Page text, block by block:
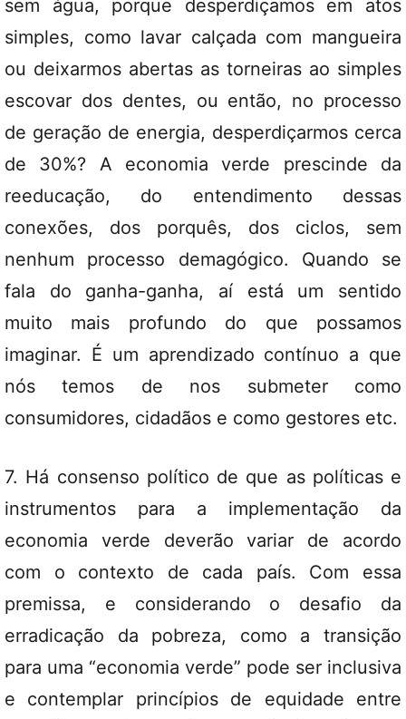
sem água, porque desperdiçamos em atos
simples, como lavar calçada com mangueira
ou deixarmos abertas as torneiras ao simples
escovar dos dentes, ou então, no processo
de geração de energia, desperdiçarmos cerca
de 30%? A economia verde prescinde da
reeducação, do entendimento dessas
conexões, dos porquês, dos ciclos, sem
nenhum processo demagógico. Quando se
fala do ganha-ganha, aí está um sentido
muito mais profundo do que possamos
imaginar. É um aprendizado contínuo a que
nós temos de nos submeter como
consumidores, cidadãos e como gestores etc.
7. Há consenso político de que as políticas e
instrumentos para a implementação da
economia verde deverão variar de acordo
com o contexto de cada país. Com essa
premissa, e considerando o desafio da
erradicação da pobreza, como a transição
para uma “economia verde” pode ser inclusiva
e contemplar princípios de equidade entre